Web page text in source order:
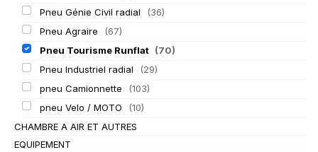
Pneu Génie Civil radial
(36)
Pneu Agraire
(67)
Pneu Tourisme Runflat (70)
Pneu Industriel radial
(29)
pneu Camionnette
(103)
pneu Velo / MOTO
(10)
CHAMBRE A AIR ET AUTRES
EQUIPEMENT